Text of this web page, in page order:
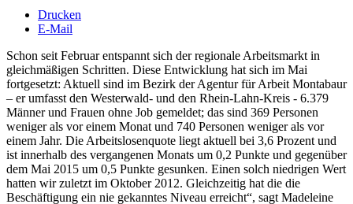
Drucken
E-Mail
Schon seit Februar entspannt sich der regionale Arbeitsmarkt in
gleichmäßigen Schritten. Diese Entwicklung hat sich im Mai
fortgesetzt: Aktuell sind im Bezirk der Agentur für Arbeit Montabaur
– er umfasst den Westerwald- und den Rhein-Lahn-Kreis - 6.379
Männer und Frauen ohne Job gemeldet; das sind 369 Personen
weniger als vor einem Monat und 740 Personen weniger als vor
einem Jahr. Die Arbeitslosenquote liegt aktuell bei 3,6 Prozent und
ist innerhalb des vergangenen Monats um 0,2 Punkte und gegenüber
dem Mai 2015 um 0,5 Punkte gesunken. Einen solch niedrigen Wert
hatten wir zuletzt im Oktober 2012. Gleichzeitig hat die die
Beschäftigung ein nie gekanntes Niveau erreicht“, sagt Madeleine